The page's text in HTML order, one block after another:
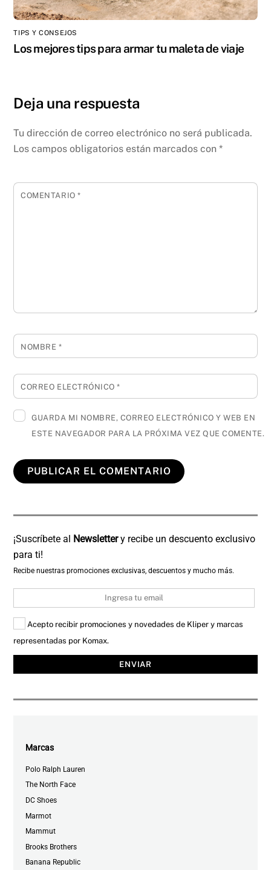
TIPS Y CONSEJOS
Los mejores tips para armar tu maleta de viaje
Deja una respuesta
Tu dirección de correo electrónico no será publicada.
Los campos obligatorios están marcados con*
COMENTARIO*
NOMBRE *
CORREO ELECTRÓNICO*
GUARDA MI NOMBRE, CORREO ELECTRÓNICO Y WEB EN
ESTE NAVEGADOR PARA LA PRÓXIMA VEZ QUE COMENTE.
¡Suscríbete al Newslettery recibe un descuento exclusivo
para ti!
Recibe nuestras promociones exclusivas, descuentos y mucho más.
Acepto recibir promociones y novedades de Kliper y marcas
representadas por Komax.
ENVIAR
Marcas
Polo Ralph Lauren
The North Face
DC Shoes
Marmot
Mammut
Brooks Brothers
Banana Republic